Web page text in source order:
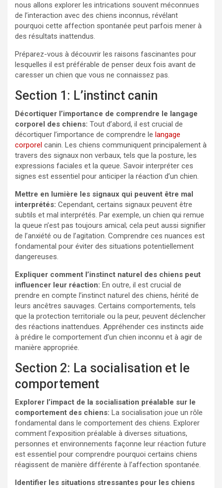
nous allons explorer les intrications souvent méconnues
de l’interaction avec des chiens inconnus, révélant
pourquoi cette affection spontanée peut parfois mener à
des résultats inattendus.
Préparez-vous à découvrir les raisons fascinantes pour
lesquelles il est préférable de penser deux fois avant de
caresser un chien que vous ne connaissez pas.
Section 1: L’instinct canin
Décortiquer l’importance de comprendre le langage
corporel des chiens: Tout d’abord, il est crucial de
décortiquer l’importance de comprendre le langage
corporel canin. Les chiens communiquent principalement à
travers des signaux non verbaux, tels que la posture, les
expressions faciales et la queue. Savoir interpréter ces
signes est essentiel pour anticiper la réaction d’un chien.
Mettre en lumière les signaux qui peuvent être mal
interprétés: Cependant, certains signaux peuvent être
subtils et mal interprétés. Par exemple, un chien qui remue
la queue n’est pas toujours amical; cela peut aussi signifier
de l’anxiété ou de l’agitation. Comprendre ces nuances est
fondamental pour éviter des situations potentiellement
dangereuses.
Expliquer comment l’instinct naturel des chiens peut
influencer leur réaction: En outre, il est crucial de
prendre en compte l’instinct naturel des chiens, hérité de
leurs ancêtres sauvages. Certains comportements, tels
que la protection territoriale ou la peur, peuvent déclencher
des réactions inattendues. Appréhender ces instincts aide
à prédire le comportement d’un chien inconnu et à agir de
manière appropriée.
Section 2: La socialisation et le
comportement
Explorer l’impact de la socialisation préalable sur le
comportement des chiens: La socialisation joue un rôle
fondamental dans le comportement des chiens. Explorer
comment l’exposition préalable à diverses situations,
personnes et environnements façonne leur réaction future
est essentiel pour comprendre pourquoi certains chiens
réagissent de manière différente à l’affection spontanée.
Identifier les situations stressantes pour les chiens